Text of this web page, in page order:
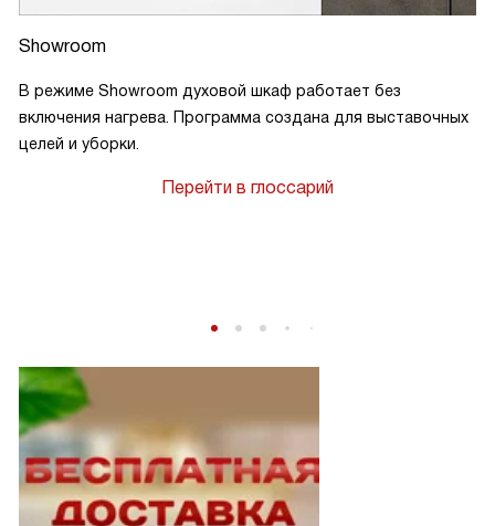
Showroom
В режиме Showroom духовой шкаф работает без
включения нагрева. Программа создана для выставочных
целей и уборки.
Перейти в глоссарий